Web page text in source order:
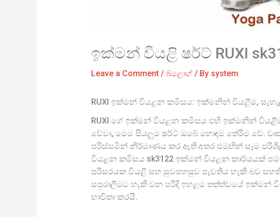
ඉක්මන් වියළි ෂර්ට් RUXI
Leave a Comment / බ්ලොග්/ By system
RUXI ඉක්මන් වියළන කමිසය: ඉක්මනින් වියළීම,
RUXI ගේ ඉක්මන් වියළන කමිසය එහි ඉක්මනින් වියළීම,
වේවා, මෙම සියලුම ෂර්ට් ඔබේ හොඳම තේරීම වේ.
පරිස්සමින් නිර්මාණය කර ඇති අතර එමඟින් සෑම
වියළන කමිසය sk3122 ඉක්මන් වියළන කාර්යයක්
පරිසරයක වියළි සහ සුවපහසුව පැවතිය හැකි බව
සපුරාලීමට හැකි වන පරිදි ඉහළම තත්ත්වයේ ඉක්මන්
භාවිතා කරයි.